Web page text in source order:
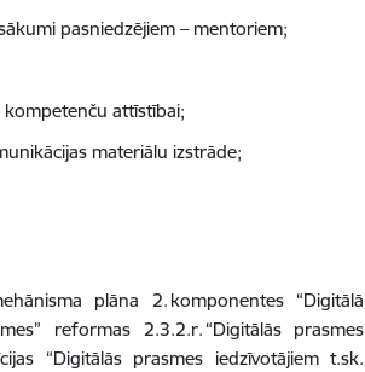
pasniedzējiem – mentoriem;
attīstībai;
materiālu izstrāde;
plāna 2. komponentes “Digitālā
reformas 2.3.2.r. “Digitālās prasmes
“Digitālās prasmes iedzīvotājiem t.sk.